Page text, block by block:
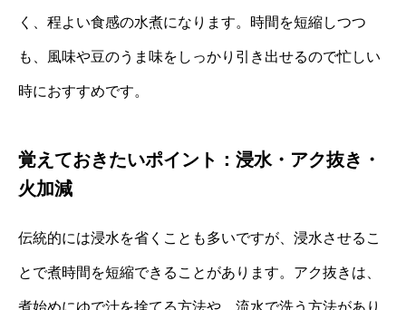
く、程よい食感の水煮になります。時間を短縮しつつ
も、風味や豆のうま味をしっかり引き出せるので忙しい
時におすすめです。
覚えておきたいポイント：浸水・アク抜き・
火加減
伝統的には浸水を省くことも多いですが、浸水させるこ
とで煮時間を短縮できることがあります。アク抜きは、
煮始めにゆで汁を捨てる方法や、流水で洗う方法があり